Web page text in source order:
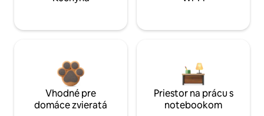
Vhodné pre
domáce zvieratá
Priestor na prácu s
notebookom